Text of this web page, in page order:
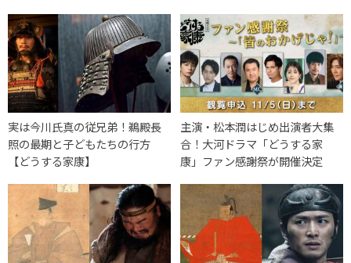
実は今川氏真の従兄弟！鵜殿長
照の最期と子どもたちの行方
【どうする家康】
主演・松本潤はじめ出演者大集
合！大河ドラマ「どうする家
康」ファン感謝祭が開催決定